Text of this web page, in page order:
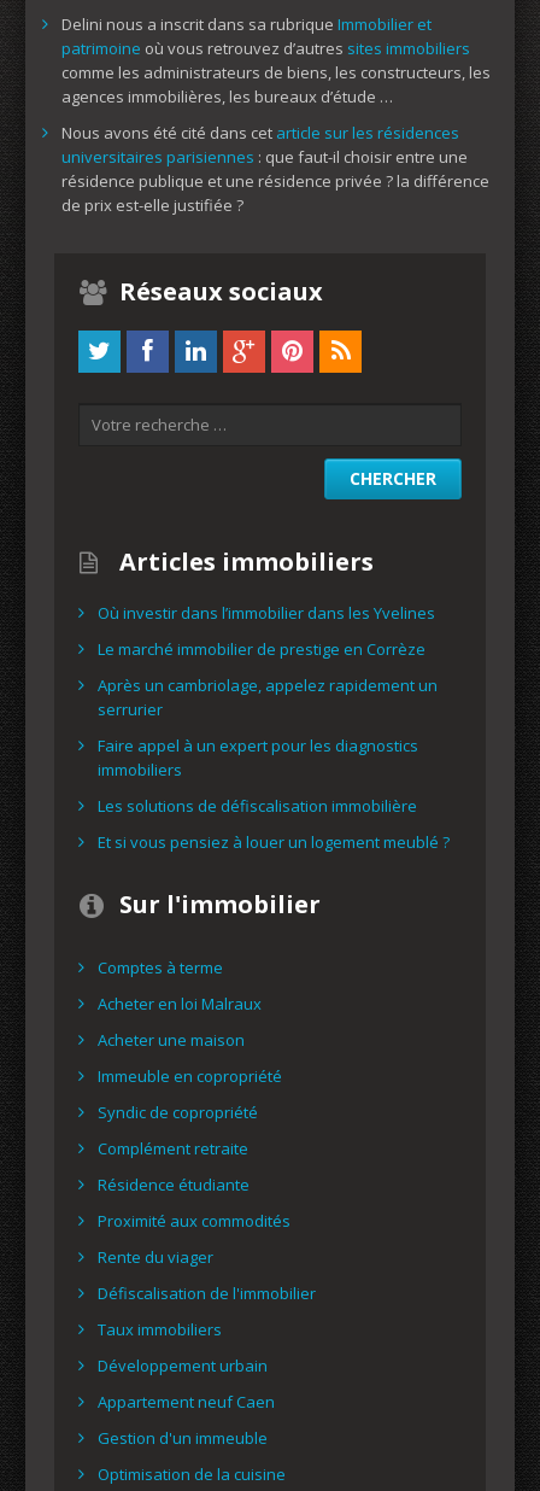
Delini nous a inscrit dans sa rubrique Immobilier et
patrimoine où vous retrouvez d’autres sites immobiliers
comme les administrateurs de biens, les constructeurs, les
agences immobilières, les bureaux d’étude …
Nous avons été cité dans cet article sur les résidences
universitaires parisiennes : que faut-il choisir entre une
résidence publique et une résidence privée ? la différence
de prix est-elle justifiée ?
Réseaux sociaux
Articles immobiliers
Où investir dans l’immobilier dans les Yvelines
Le marché immobilier de prestige en Corrèze
Après un cambriolage, appelez rapidement un
serrurier
Faire appel à un expert pour les diagnostics
immobiliers
Les solutions de défiscalisation immobilière
Et si vous pensiez à louer un logement meublé ?
Sur l'immobilier
Comptes à terme
Acheter en loi Malraux
Acheter une maison
Immeuble en copropriété
Syndic de copropriété
Complément retraite
Résidence étudiante
Proximité aux commodités
Rente du viager
Défiscalisation de l'immobilier
Taux immobiliers
Développement urbain
Appartement neuf Caen
Gestion d'un immeuble
Optimisation de la cuisine